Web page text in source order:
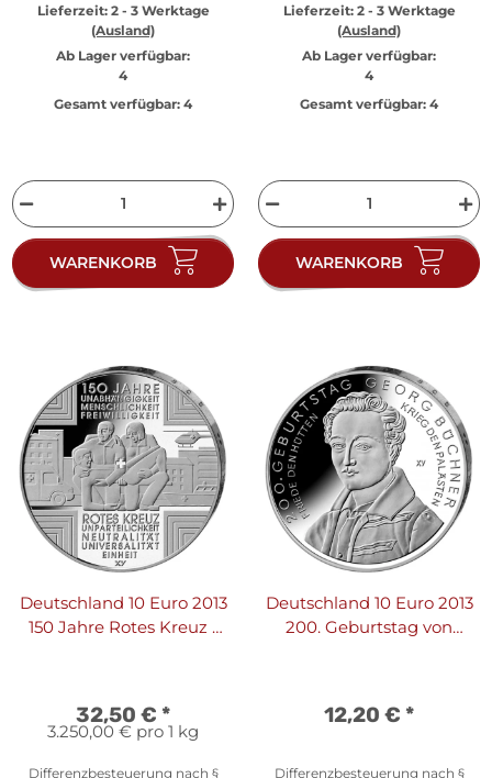
Lieferzeit: 2 - 3 Werktage
(Ausland)
Ab Lager verfügbar:
4
Gesamt verfügbar: 4
WARENKORB
Lieferzeit: 2 - 3 Werktage
(Ausland)
Ab Lager verfügbar:
4
Gesamt verfügbar: 4
WARENKORB
Deutschland 10 Euro 2013
150 Jahre Rotes Kreuz -
32,50 € *
3.250,00 € pro 1 kg
Differenzbesteuerung nach §
Deutschland 10 Euro 2013
200. Geburtstag von
12,20 € *
Differenzbesteuerung nach §